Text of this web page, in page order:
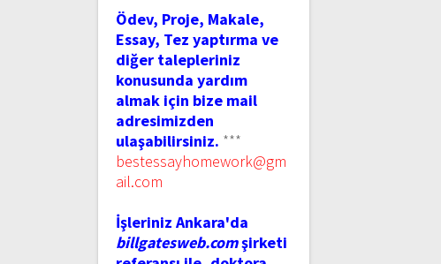
Ödev, Proje, Makale,
Essay, Tez yaptırma ve
diğer talepleriniz
konusunda yardım
almak için bize mail
adresimizden
ulaşabilirsiniz. ***
bestessayhomework@gm
ail.com
İşleriniz Ankara'da
billgatesweb.comşirketi